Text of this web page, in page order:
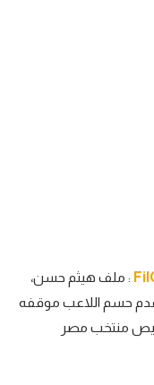
: ملف هيثم حسن،
عدم حسم اللاعب موقفه
منتخب مصر